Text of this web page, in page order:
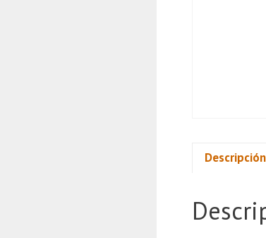
Descripción